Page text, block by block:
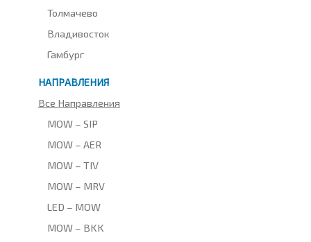
Толмачево
Владивосток
Гамбург
НАПРАВЛЕНИЯ
Все Направления
MOW – SIP
MOW – AER
MOW – TIV
MOW – MRV
LED – MOW
MOW – BKK